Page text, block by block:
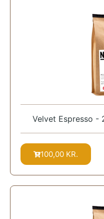
Velvet Espresso -
100,00 KR.